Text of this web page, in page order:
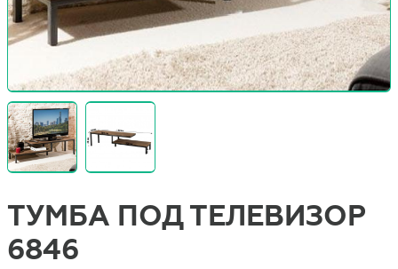
ТУМБА ПОД ТЕЛЕВИЗОР
6846